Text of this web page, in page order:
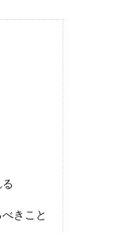
とは？
、離乳食開始のサイ
乳食開始のタイミン
筒の選び方！メ
きこと